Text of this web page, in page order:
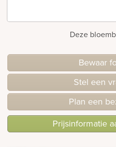
Deze
Bewaar
Stel een
Plan een
Prijsinformatie